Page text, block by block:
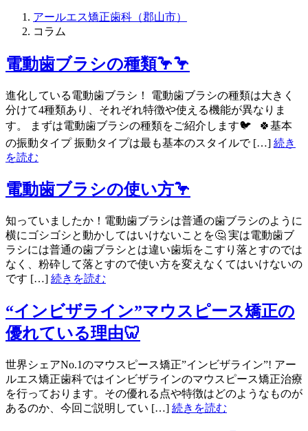
アールエス矯正歯科（郡山市）
コラム
電動歯ブラシの種類🦩🦩
進化している電動歯ブラシ！ 電動歯ブラシの種類は大きく
分けて4種類あり、それぞれ特徴や使える機能が異なりま
す。 まずは電動歯ブラシの種類をご紹介します🐦 🍀基本
の振動タイプ 振動タイプは最も基本のスタイルで […] 続き
を読む
電動歯ブラシの使い方🦩
知っていましたか！電動歯ブラシは普通の歯ブラシのように
横にゴシゴシと動かしてはいけないことを🤔 実は電動歯ブ
ラシには普通の歯ブラシとは違い歯垢をこすり落とすのでは
なく、粉砕して落とすので使い方を変えなくてはいけないの
です […] 続きを読む
“インビザライン”マウスピース矯正の
優れている理由🦷
世界シェアNo.1のマウスピース矯正”インビザライン”! アー
ルエス矯正歯科ではインビザラインのマウスピース矯正治療
を行っております。その優れる点や特徴はどのようなものが
あるのか、今回ご説明してい […] 続きを読む